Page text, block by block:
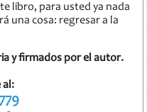
libro, para usted ya nada
una cosa: regresar a la
y firmados por el autor.
al: